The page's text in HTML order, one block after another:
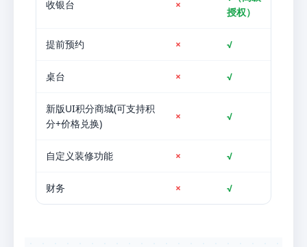
收银台 ×
授权）
提前预约 × √
桌台 × √
新版UI积分商城(可支持积
分+价格兑换)
× √
自定义装修功能 × √
财务 × √